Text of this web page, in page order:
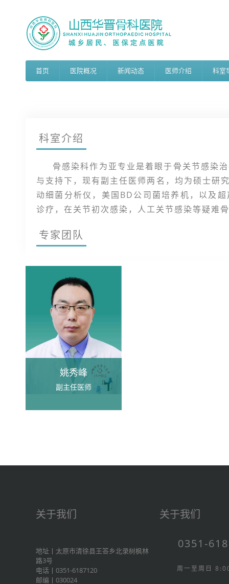
首页 医院概况 新闻动态 医师介绍 科室
科室介绍
骨感染科作为亚专业是着眼于骨关节感染
与支持下，现有副主任医师两名，均为硕士研
动细菌分析仪，美国BD公司菌培养机，以及
诊疗，在关节初次感染，人工关节感染等疑难
专家团队
姚秀峰
副主任医师
关于我们
地址丨太原市清徐县王答乡北录树枫林
路3号
电话丨0351-6187120
邮编丨030024
关于我们
0351-
周一至周日